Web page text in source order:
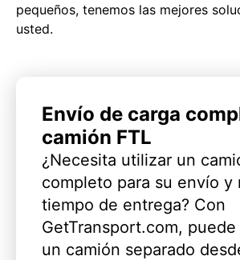
pequeños, tenemos las mejores
usted.
Envío de carga
camión FTL
¿Necesita utilizar un
completo para su envío y
tiempo de entrega? Con
GetTransport.com,
un camión separado